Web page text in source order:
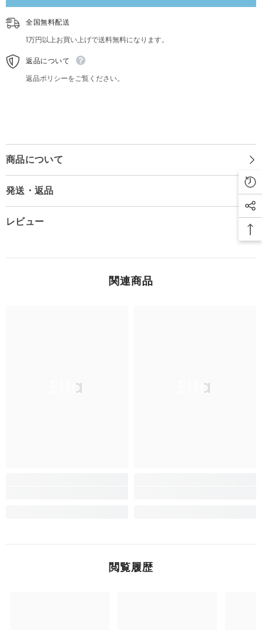
飛
行
機
Liberty
コ
レ
飛
行
機
Liberty
コ
レ
ク
全国無料配送
1万円以上お買い上げで送料無料になります。
返品について
返品ポリシーをご覧ください。
商品について
発送・返品
レビュー
関連商品
Ella Ella
閲覧履歴